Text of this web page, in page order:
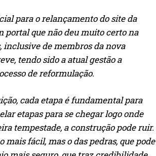
para o relançamento do site da
portal que não deu muito certo na
inclusive de membros da nova
tendo sido a atual gestão a
de reformulação.
cada etapa é fundamental para
etapas para se chegar logo onde
tempestade, a construção pode ruir.
fácil, mas o das pedras, que pode